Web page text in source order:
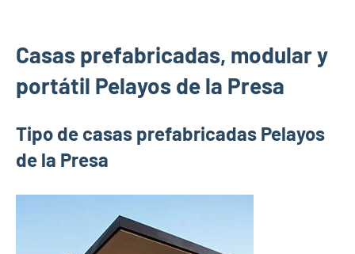
Casas prefabricadas, modular y
portátil Pelayos de la Presa
Tipo de casas prefabricadas Pelayos
de la Presa